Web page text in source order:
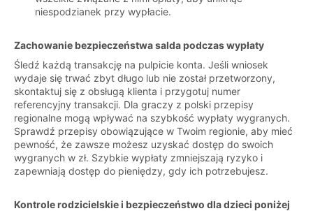
niespodzianek przy wypłacie.
Zachowanie bezpieczeństwa salda podczas wypłaty
Śledź każdą transakcję na pulpicie konta. Jeśli wniosek
wydaje się trwać zbyt długo lub nie został przetworzony,
skontaktuj się z obsługą klienta i przygotuj numer
referencyjny transakcji. Dla graczy z polski przepisy
regionalne mogą wpływać na szybkość wypłaty wygranych.
Sprawdź przepisy obowiązujące w Twoim regionie, aby mieć
pewność, że zawsze możesz uzyskać dostęp do swoich
wygranych w zł. Szybkie wypłaty zmniejszają ryzyko i
zapewniają dostęp do pieniędzy, gdy ich potrzebujesz.
Kontrole rodzicielskie i bezpieczeństwo dla dzieci poniżej